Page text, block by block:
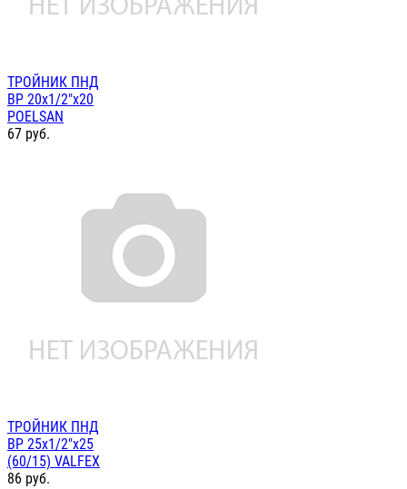
ТРОЙНИК ПНД
ВР 20х1/2"х20
POELSAN
67 руб.
ТРОЙНИК ПНД
ВР 25х1/2"х25
(60/15) VALFEX
86 руб.